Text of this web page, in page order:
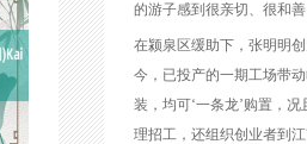
的游子感到很亲切、很和
在颍泉区缓助下，张明明
今，已投产的一期工场带
装，均可‘一条龙’购置，
理招工，还组织创业者到